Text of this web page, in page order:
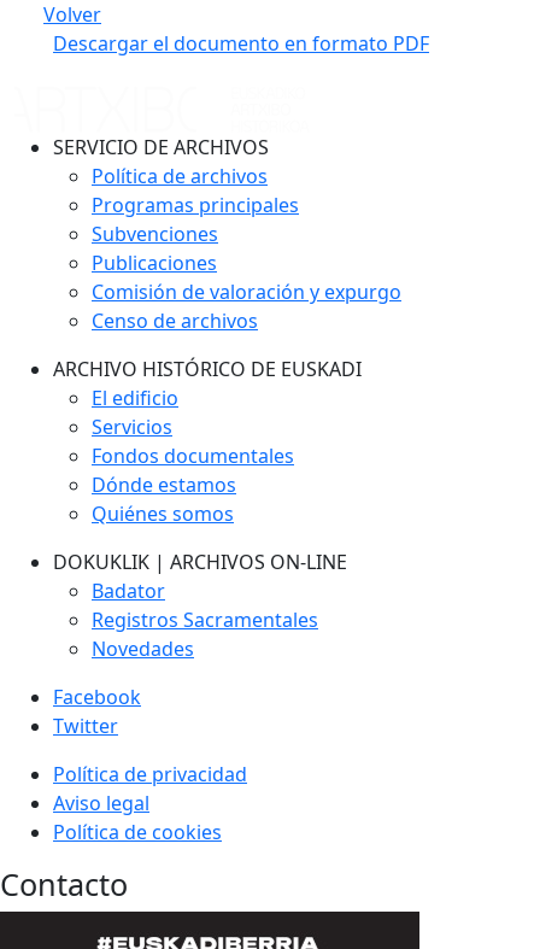
Volver
Descargar el documento en formato PDF
SERVICIO DE ARCHIVOS
Política de archivos
Programas principales
Subvenciones
Publicaciones
Comisión de valoración y expurgo
Censo de archivos
ARCHIVO HISTÓRICO DE EUSKADI
El edificio
Servicios
Fondos documentales
Dónde estamos
Quiénes somos
DOKUKLIK | ARCHIVOS ON-LINE
Badator
Registros Sacramentales
Novedades
Facebook
Twitter
Política de privacidad
Aviso legal
Política de cookies
Contacto